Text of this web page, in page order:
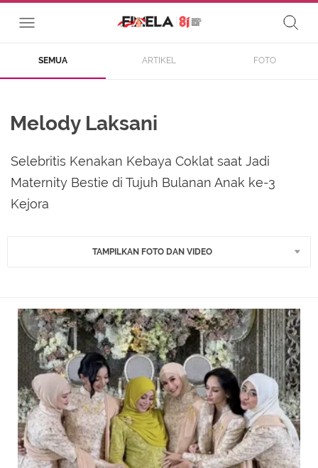
SEMUA ARTIKEL FOTO
Melody Laksani
Selebritis Kenakan Kebaya Coklat saat Jadi
Maternity Bestie di Tujuh Bulanan Anak ke-3
Kejora
TAMPILKAN FOTO DAN VIDEO